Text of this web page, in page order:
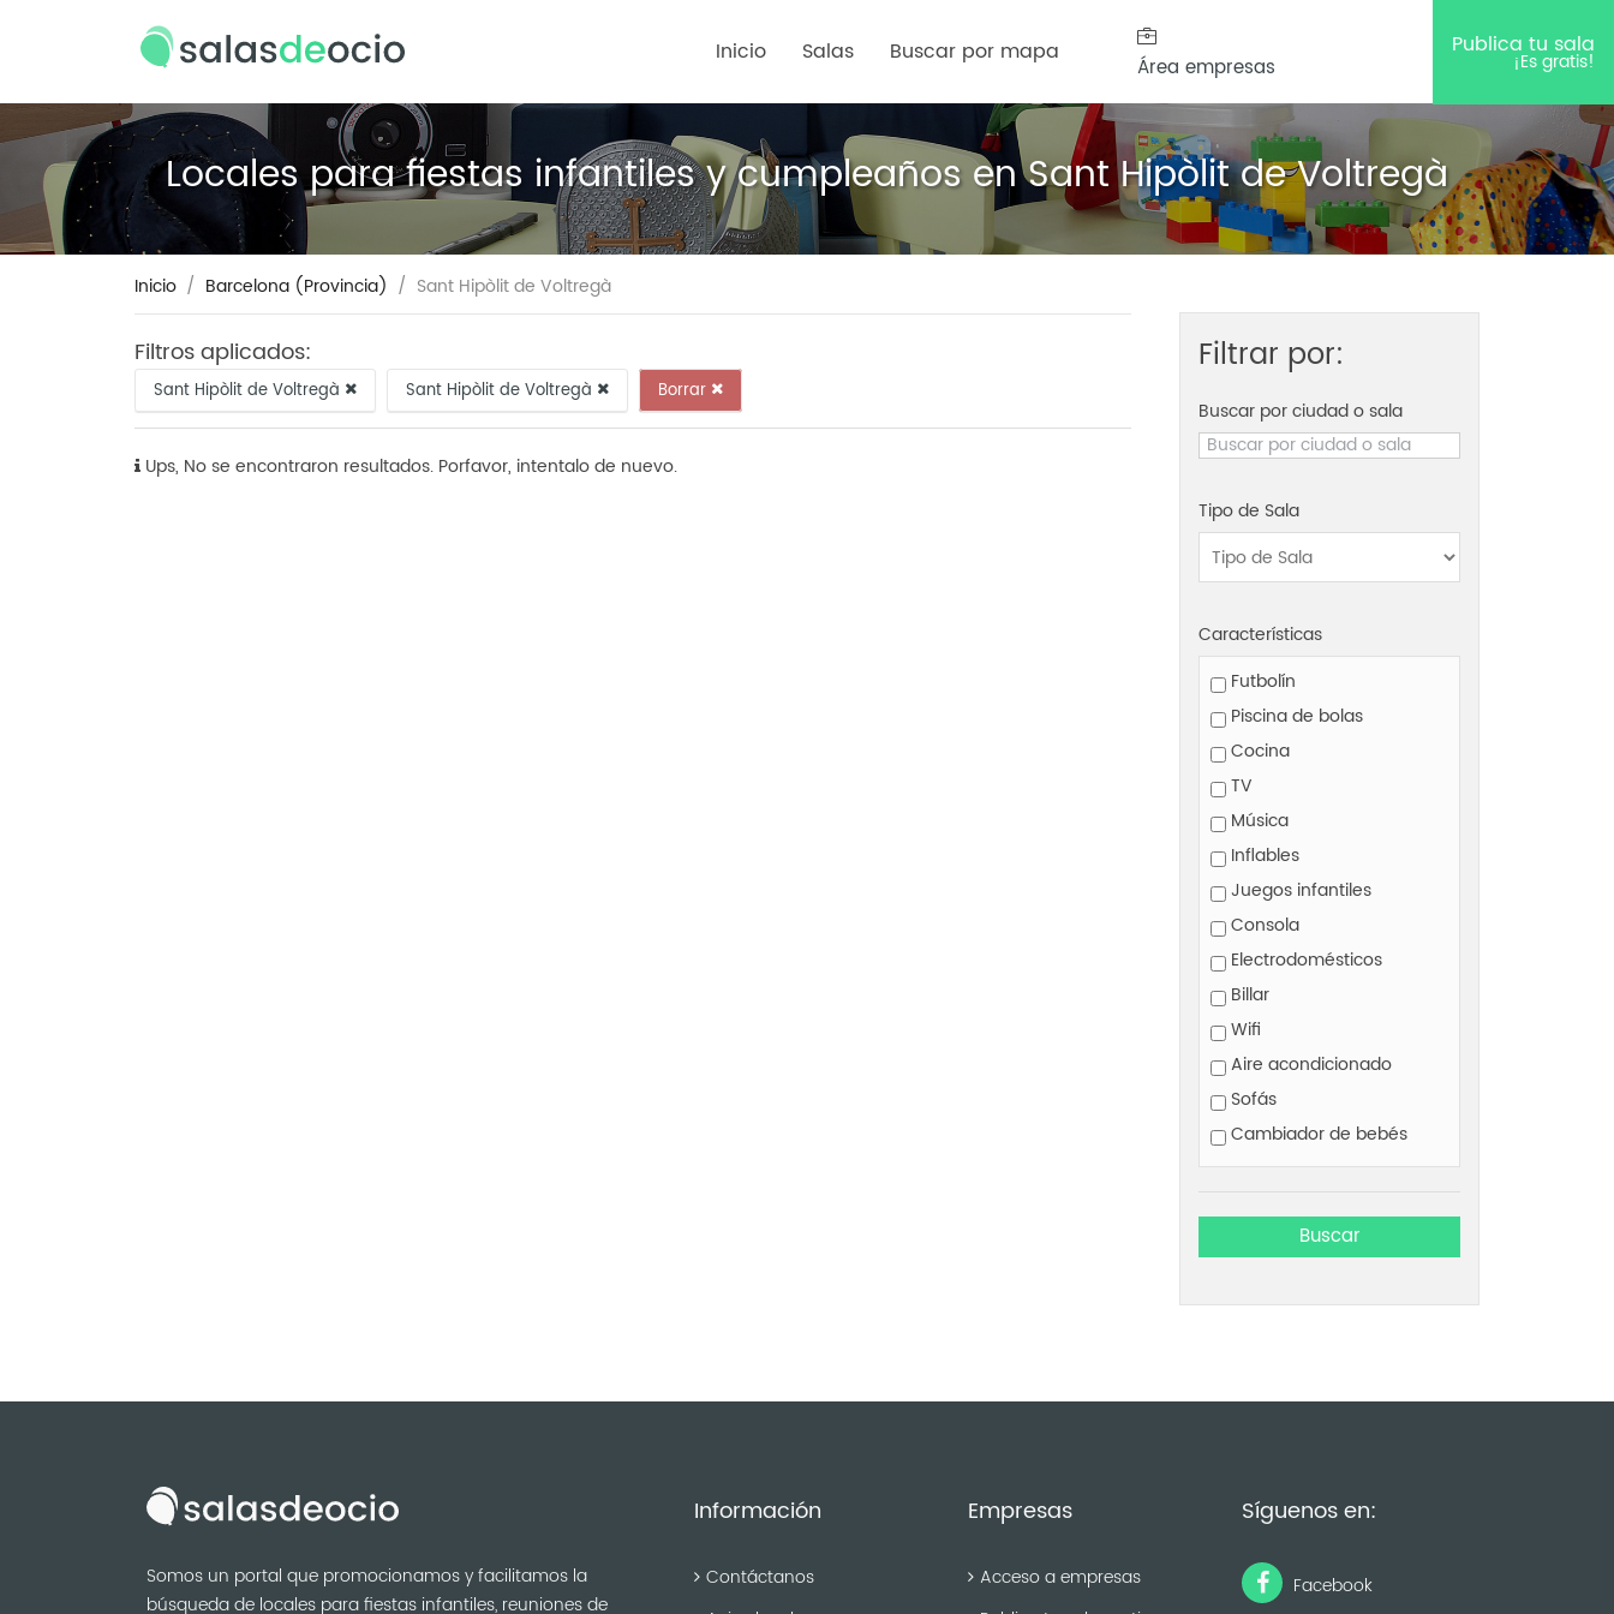
Inicio Salas Buscar por mapa
Área empresas
Publica tu sala
¡Es gratis!
Locales para fiestas infantiles y cumpleaños en Sant Hipòlit de Voltregà
Inicio Barcelona (Provincia) Sant Hipòlit de Voltregà
Filtros aplicados:
Sant Hipòlit de Voltregà Sant Hipòlit de Voltregà Borrar
Ups, No se encontraron resultados. Porfavor, intentalo de nuevo.
Filtrar por:
Buscar por ciudad o sala
Tipo de Sala
Características
Futbolín
Piscina de bolas
Cocina
TV
Música
Inflables
Juegos infantiles
Consola
Electrodomésticos
Billar
Wifi
Aire acondicionado
Sofás
Cambiador de bebés
Somos un portal que promocionamos y facilitamos la
búsqueda de locales para fiestas infantiles, reuniones de
Información
Contáctanos
Empresas
Acceso a empresas
Síguenos en:
Facebook